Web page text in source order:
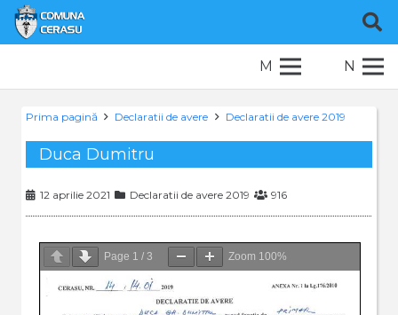
M N
Prima pagină Declaratii de avere Declaratii de avere 2019
Duca Dumitru
12 aprilie 2021 Declaratii de avere 2019 916
Page 1 / 3 Zoom 100%